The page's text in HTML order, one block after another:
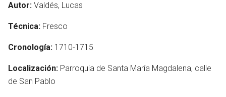
Autor: Valdés, Lucas
Técnica: Fresco
Cronología: 1710-1715
Localización: Parroquia de Santa María Magdalena, calle
de San Pablo